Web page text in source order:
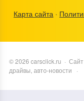
Карта сайта ·
©2026 carsclick.ru ·
драйвы, авто-новости
·